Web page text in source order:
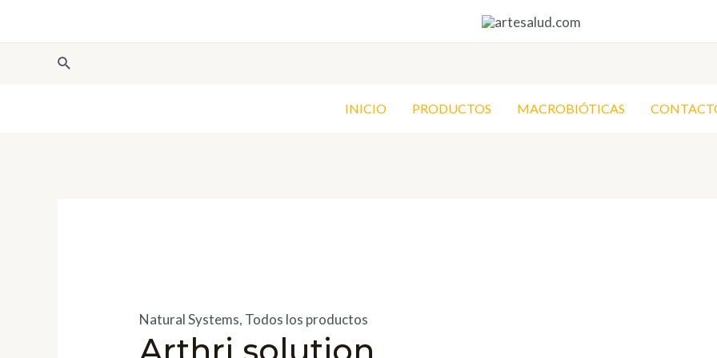
INICIO PRODUCTOS MACROBIÓTICAS
Natural Systems, Todos los productos